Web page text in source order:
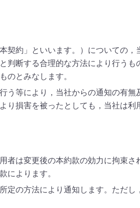
約」といいます。）についての，
判断する合理的な方法により行うも
のとみなします。
等により，当社からの通知の有無
り損害を被ったとしても，当社は利
は変更後の本約款の効力に拘束さ
によります。
の方法により通知します。ただし